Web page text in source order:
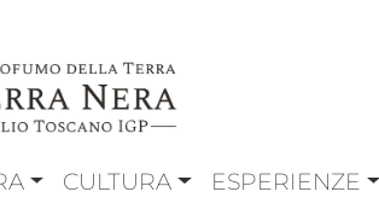
PRINCIPALE
CULTURA ESPERIENZE